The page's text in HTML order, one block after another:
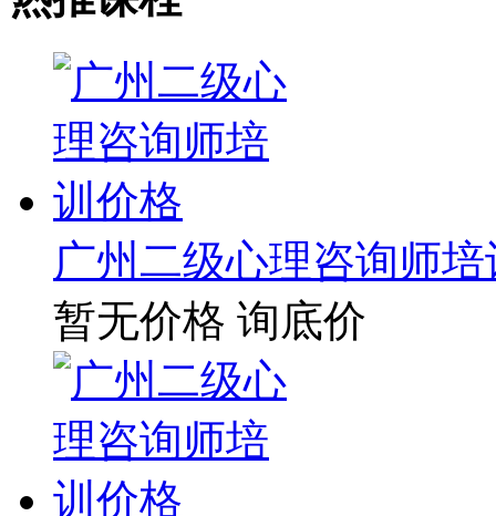
广州二级心理咨询师
暂无价格 询底价